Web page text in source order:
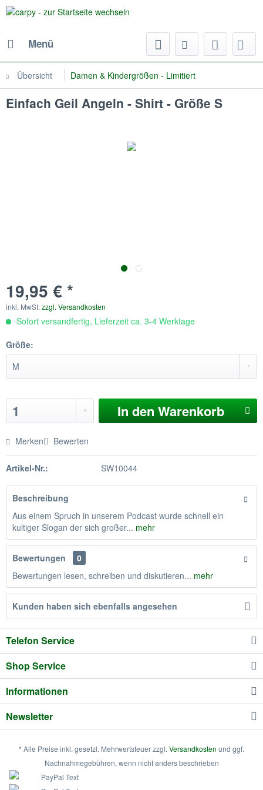
Menü
Übersicht Damen & Kindergrößen - Limitiert
Einfach Geil Angeln - Shirt - Größe S
19,95 € *
inkl. MwSt. zzgl. Versandkosten
Sofort versandfertig, Lieferzeit ca. 3-4 Werktage
Größe:
In denWarenkorb
Merken Bewerten
Artikel-Nr.: SW10044
Beschreibung
Aus einem Spruch in unserem Podcast wurde schnell ein
kultiger Slogan der sich großer... mehr
Bewertungen
0
Bewertungen lesen, schreiben und diskutieren... mehr
Kunden haben sich ebenfalls angesehen
Telefon Service
Shop Service
Informationen
Newsletter
* Alle Preise inkl. gesetzl. Mehrwertsteuer zzgl. Versandkosten und ggf.
Nachnahmegebühren, wenn nicht anders beschrieben